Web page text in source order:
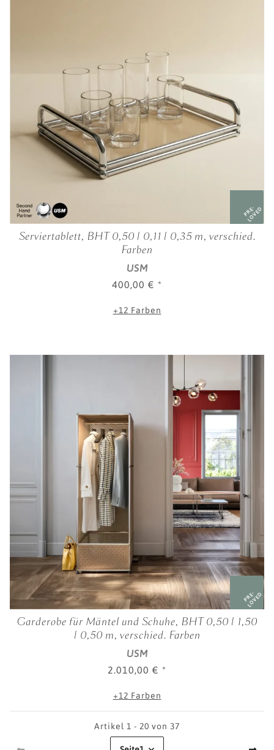
PRE-
LOVED
Serviertablett, BHT 0,50 | 0,11 | 0,35 m, verschied.
Farben
USM
400,00 € *
+12 Farben
PRE-
LOVED
Garderobe für Mäntel und Schuhe, BHT 0,50 | 1,50
| 0,50 m, verschied. Farben
USM
2.010,00 € *
+12 Farben
Artikel 1 - 20 von 37